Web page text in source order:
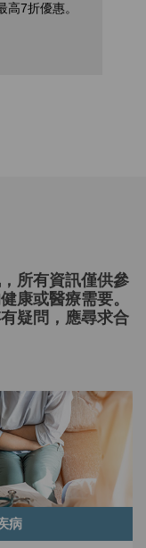
7折優惠。
所有資訊僅供參
康或醫療需要。
疑問，應尋求合
病